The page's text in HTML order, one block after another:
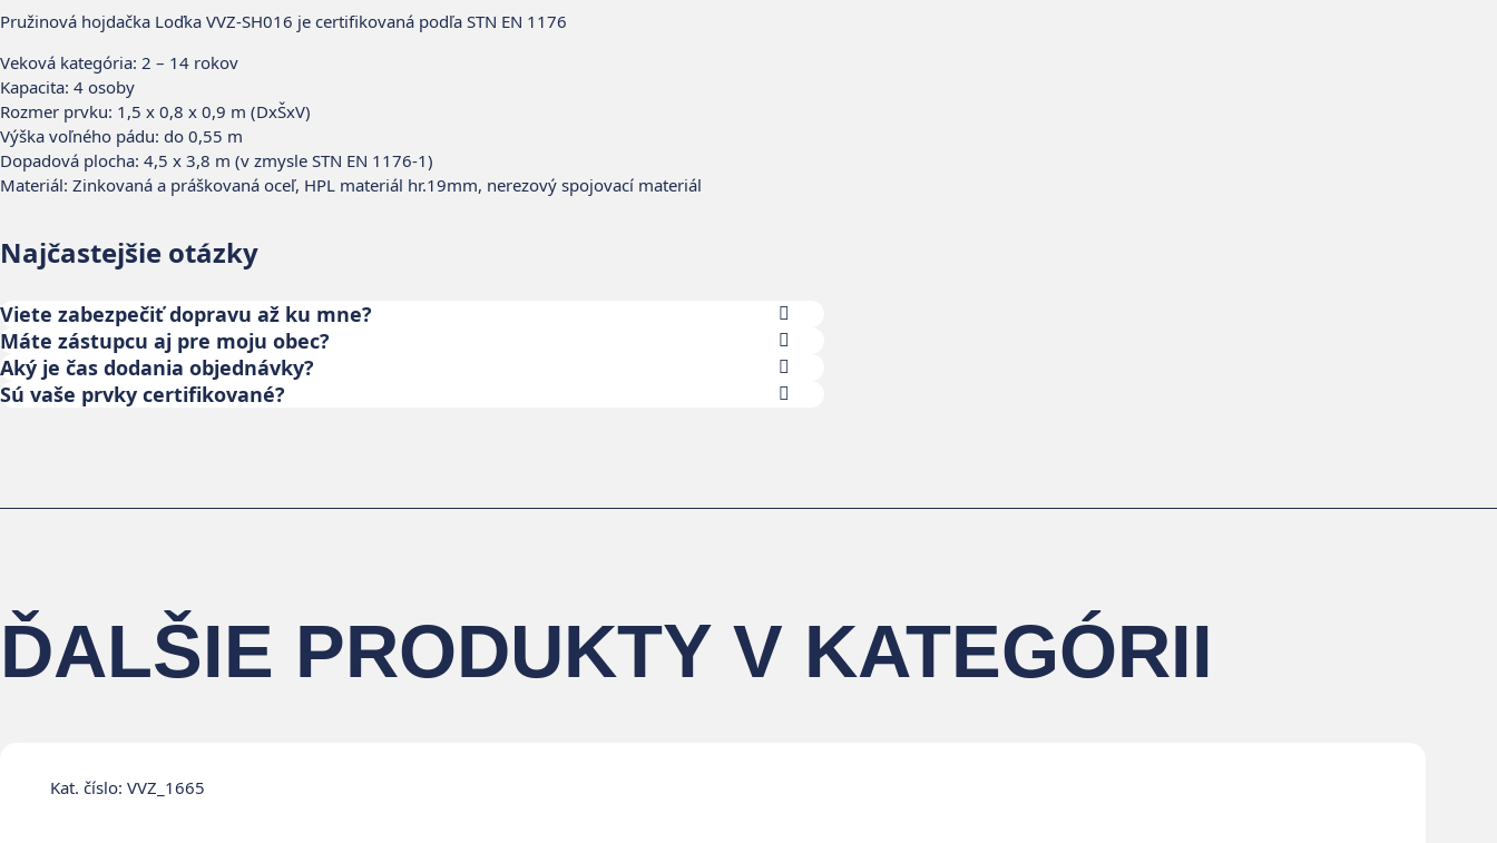
Pružinová hojdačka Loďka VVZ-SH016 je certifikovaná podľa STN EN 1176
Veková kategória: 2 – 14 rokov
Kapacita: 4 osoby
Rozmer prvku: 1,5 x 0,8 x 0,9 m (DxŠxV)
Výška voľného pádu: do 0,55 m
Dopadová plocha: 4,5 x 3,8 m (v zmysle STN EN 1176-1)
Materiál: Zinkovaná a práškovaná oceľ, HPL materiál hr.19mm, nerezový spojovací materiál
Najčastejšie otázky
Viete zabezpečiť dopravu až ku mne?
Máte zástupcu aj pre moju obec?
Aký je čas dodania objednávky?
Sú vaše prvky certifikované?
ĎALŠIE PRODUKTY V KATEGÓRII
Kat. číslo: VVZ_1665